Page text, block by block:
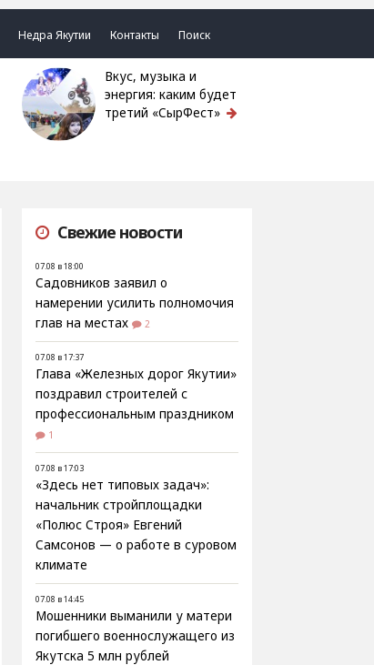
Недра Якутии Контакты Поиск
Вкус, музыка и
энергия: каким будет
третий «СырФест»
Свежие новости
07.08 в 18:00
Садовников заявил о
намерении усилить полномочия
глав на местах
2
07.08 в 17:37
Глава «Железных дорог Якутии»
поздравил строителей с
профессиональным праздником
1
07.08 в 17:03
«Здесь нет типовых задач»:
начальник стройплощадки
«Полюс Строя» Евгений
Самсонов — о работе в суровом
климате
07.08 в 14:45
Мошенники выманили у матери
погибшего военнослужащего из
Якутска 5 млн рублей